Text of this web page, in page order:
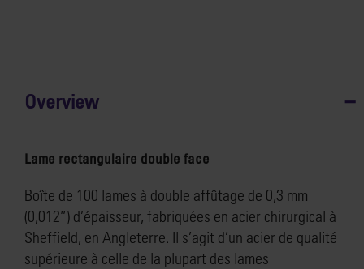
Overview
Lame rectangulaire double face
Boîte de 100 lames à double affûtage de 0,3 mm
(0,012”) d’épaisseur, fabriquées en acier chirurgical à
Sheffield, en Angleterre. Il s’agit d’un acier de qualité
supérieure à celle de la plupart des lames